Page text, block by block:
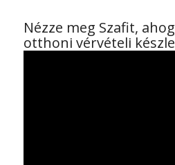
Nézze meg Szafit,
otthoni vérvételi